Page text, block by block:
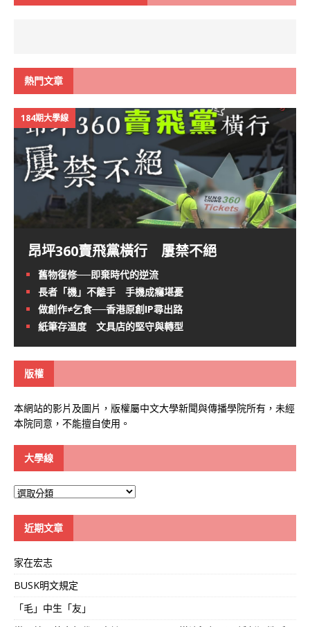
熱門文章
184期大學線
昂坪360賣飛黨橫行 屢禁不絕
舊物復修──即棄時代的逆流
長者「機」不離手 手機成癮堪憂
做創作≠乞食──香港原創IP尋出路
紙筆存溫度 文具店的堅守與轉型
版權
本網站的影片及圖片，版權屬中文大學新聞與傳播學院所有，未經
本院同意，不能擅自使用。
大學線
大
近期文章
家在宏志
BUSK明文規定
「毛」中生「友」